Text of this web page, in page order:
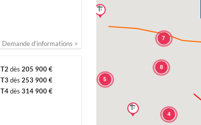
Demande d'informations >
T2 dès 205 900 €
T3 dès 253 900 €
T4dès 314 900 €
5
8
7
4